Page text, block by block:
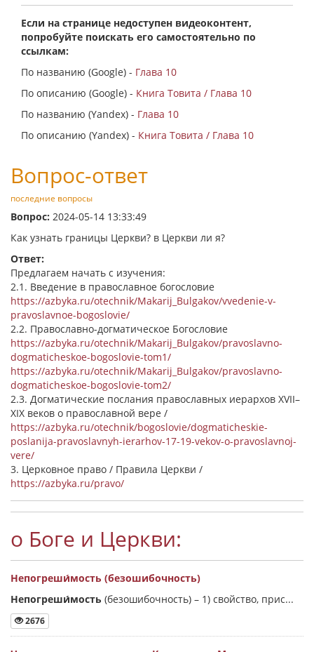
Если на странице недоступен видеоконтент,
попробуйте поискать его самостоятельно по
ссылкам:
По названию (Google) - Глава 10
По описанию (Google) - Книга Товита / Глава 10
По названию (Yandex) - Глава 10
По описанию (Yandex) - Книга Товита / Глава 10
Вопрос-ответ
последние вопросы
Вопрос: 2024-05-14 13:33:49
Как узнать границы Церкви? в Церкви ли я?
Ответ:
Предлагаем начать с изучения:
2.1. Введение в православное богословие
https://azbyka.ru/otechnik/Makarij_Bulgakov/vvedenie-v-
pravoslavnoe-bogoslovie/
2.2. Православно-догматическое Богословие
https://azbyka.ru/otechnik/Makarij_Bulgakov/pravoslavno-
dogmaticheskoe-bogoslovie-tom1/
https://azbyka.ru/otechnik/Makarij_Bulgakov/pravoslavno-
dogmaticheskoe-bogoslovie-tom2/
2.3. Догматические послания православных иерархов XVII–
XIX веков о православной вере /
https://azbyka.ru/otechnik/bogoslovie/dogmaticheskie-
poslanija-pravoslavnyh-ierarhov-17-19-vekov-o-pravoslavnoj-
vere/
3. Церковное право / Правила Церкви /
https://azbyka.ru/pravo/
о Боге и Церкви:
Непогреши́мость (безошибочность)
Непогреши́мость (безошибочность) – 1) свойство, прис...
2676